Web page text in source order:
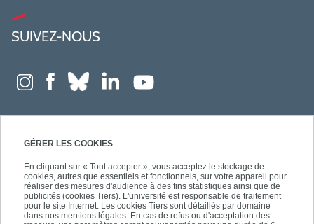
GÉRER LES COOKIES
En cliquant sur « Tout accepter », vous acceptez le stockage de
cookies, autres que essentiels et fonctionnels, sur votre appareil pour
réaliser des mesures d'audience à des fins statistiques ainsi que de
publicités (cookies Tiers). L'université est responsable de traitement
pour le site Internet. Les cookies Tiers sont détaillés par domaine
dans nos mentions légales. En cas de refus ou d'acceptation des
SUIVEZ-NOUS